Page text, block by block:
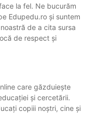
la fel. Ne bucurăm
Edupedu.ro și suntem
de a cita sursa
de respect și
care găzduiește
și cercetării.
copiii noștri, cine și